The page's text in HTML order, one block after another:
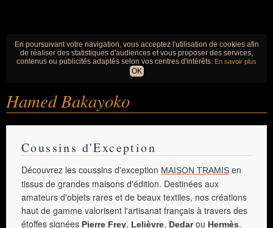
En poursuivant votre navigation, vous acceptez l'utilisation de cookies afin
de réaliser des statistiques d'audiences et vous proposer des services,
contenus ou publicités adaptés selon vos centres d'intérêts. En savoir plus
OK
Hamed Bakayoko
Coussins d'Exception
Découvrez les coussins d'exception MAISON TRAMIS en
tissus de grandes maisons d'édition. Destinées aux
amateurs d'objets rares et de beaux textiles, nos créations
haut de gamme valorisent l'artisanat français à travers des
étoffes signées Pierre Frey, Lelièvre, Dedarou Hermès.